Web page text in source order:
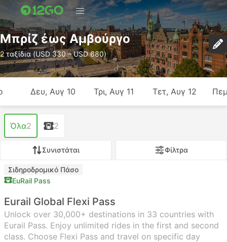
Μπρίζ έως Αμβούργο
2 ταξίδια (USD 330 – USD 680)
Δευ, Αυγ 10 Τρι, Αυγ 11 Τετ, Αυγ 12
Όλα2 2
Συνιστάται Φίλτρα
Σιδηροδρομικό Πάσο
EuRail Pass
Eurail Global Flexi Pass
Unlock over 30,000+ destinations in 33 countries with
Eurail Pass. Enjoy unlimited rides in the first and second
class. Choose Flexi Pass and travel on specific day